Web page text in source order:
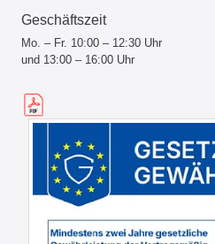
Geschäftszeit
Mo. – Fr. 10:00 – 12:30 Uhr
und 13:00 – 16:00 Uhr